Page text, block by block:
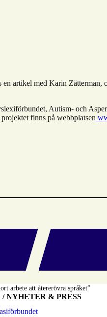
artikel med Karin
Autism- och
finns på webbplatsen
arbete att återerövra språket”
NYHETER & PRESS